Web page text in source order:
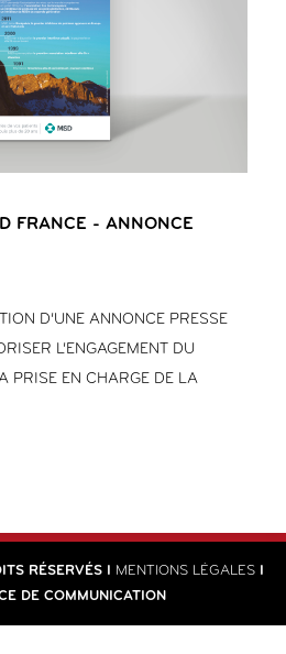
FRANCE - ANNONCE
D’UNE ANNONCE PRESSE
L’ENGAGEMENT DU
PRISE EN CHARGE DE LA
RÉSERVÉS I MENTIONS LÉGALESI
DE COMMUNICATION